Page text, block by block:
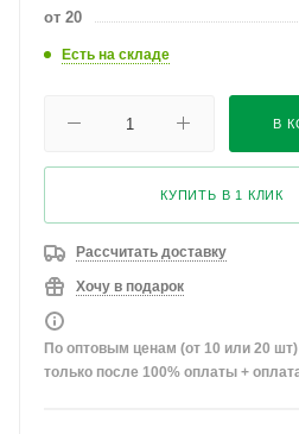
от 20
Есть на складе
В
КУПИТЬ В 1 КЛИК
Рассчитать доставку
Хочу в подарок
По оптовым ценам (от 10 или 20
только после 100% оплаты +